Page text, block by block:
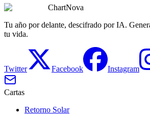
ChartNova
Tu año por delante, descifrado por IA.
tu vida.
Twitter Facebook Instagram
Cartas
Retorno Solar